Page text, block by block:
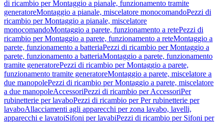
di ricambio per Montaggio a pianale, funzionamento tramite
generatoreMontaggio a pianale, miscelatore monocomandoPezzi di
ricambio per Montaggio a pianale, miscelatore
monocomandoMontaggio a parete, funzionamento a retePezzi di
ricambio per Montaggio a parete, funzionamento a reteMontaggio a
parete, funzionamento a batteriaPezzi di ricambio per Montaggio a
parete, funzionamento a batteriaMontaggio a parete, funzionamento
tramite generatorePezzi di ricambio per Montaggio a parete,
funzionamento tramite generatoreMontaggio a parete, miscelatore a
due manopolePezzi di ricambio per Montaggio a parete, miscelatore
a due manopoleAccessoriPezzi di ricambio per AccessoriPer
rubinetterie per lavaboPezzi di ricambio per Per rubinetterie per
lavaboAllacciamenti agli apparecchi per zona lavabo, lavelli,
apparecchi e lavatoiSifoni per lavabiPezzi di ricambio per Sifoni per